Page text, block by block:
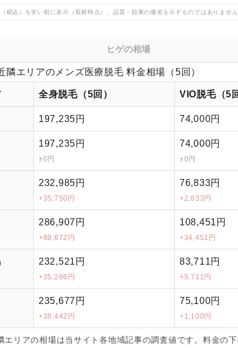
税込）を安い順に表示（取材時点）。品質・効果の優劣を示すものではありませ
ヒゲの相場
隣エリアのメンズ医療脱毛 料金相場（5回）
全身脱毛（5回） VIO脱毛（5
197,235円 74,000円
197,235円
±0円
74,000円
±0円
232,985円
+35,750円
76,833円
+2,833円
286,907円
+89,672円
108,451円
+34,451円
232,521円
+35,286円
83,711円
+9,711円
235,677円
+38,442円
75,100円
+1,100円
エリアの相場は当サイト各地域記事の調査値です。料金の